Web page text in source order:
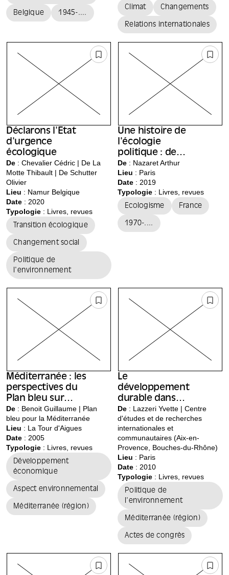
Belgique 1945-....
Climat Changements
Relations internationales
Déclarons l'État
d'urgence
écologique
De : Chevalier Cédric | De La
Motte Thibault | De Schutter
Olivier
Lieu : Namur Belgique
Date : 2020
Typologie : Livres, revues
Transition écologique
Changement social
Politique de
l'environnement
Une histoire de
l'écologie
politique : de
René Dumont à
Nicolas Hulot
De: Nazaret Arthur
Lieu : Paris
Date: 2019
Typologie: Livres, revues
Ecologisme France
1970-....
Méditerranée : les
perspectives du
Plan bleu sur
l'environnement
et le
développement
De : Benoit Guillaume | Plan
bleu pour la Méditerranée
Lieu : La Tour d'Aigues
Date : 2005
Typologie : Livres, revues
Développement
économique
Aspect environnemental
Méditerranée (région)
Le
développement
durable dans
l'espace
méditerranéen,
une gouvernance
à inventer : enjeux
et propositions
De: Lazzeri Yvette | Centre
d'études et de recherches
internationales et
communautaires (Aix-en-
Provence, Bouches-du-Rhône)
Lieu : Paris
Date: 2010
Typologie: Livres, revues
Politique de
l'environnement
Méditerranée (région)
Actes de congrès